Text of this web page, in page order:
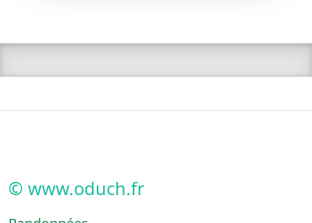
© www.oduch.fr